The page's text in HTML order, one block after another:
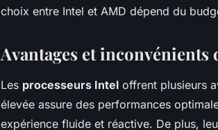
choix entre Intel et AMD dépend du
Avantages et inconvénients
Les processeurs Intel offrent plusieurs
élevée assure des performances
expérience fluide et réactive. De plus,